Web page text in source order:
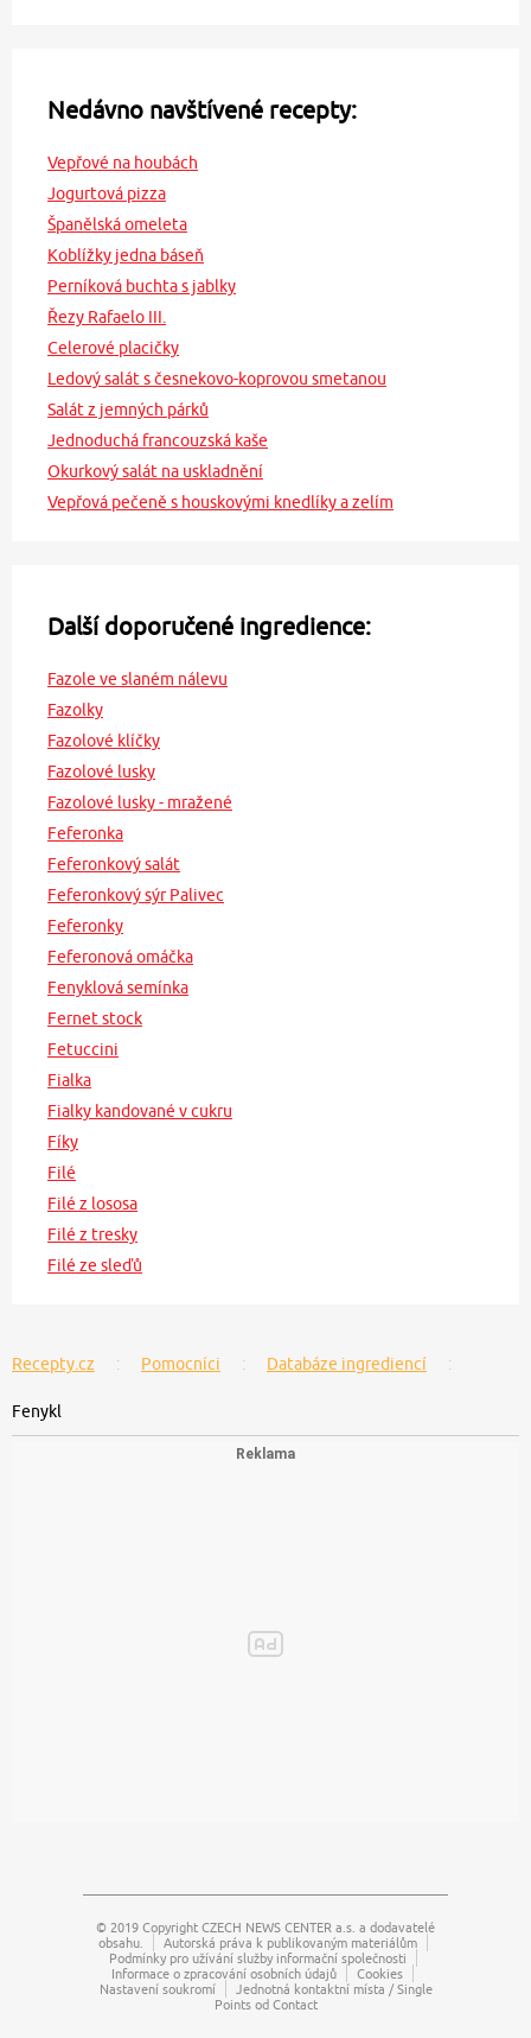
Nedávno navštívené recepty:
Vepřové na houbách
Jogurtová pizza
Španělská omeleta
Koblížky jedna báseň
Perníková buchta s jablky
Řezy Rafaelo III.
Celerové placičky
Ledový salát s česnekovo-koprovou smetanou
Salát z jemných párků
Jednoduchá francouzská kaše
Okurkový salát na uskladnění
Vepřová pečeně s houskovými knedlíky a zelím
Další doporučené ingredience:
Fazole ve slaném nálevu
Fazolky
Fazolové klíčky
Fazolové lusky
Fazolové lusky - mražené
Feferonka
Feferonkový salát
Feferonkový sýr Palivec
Feferonky
Feferonová omáčka
Fenyklová semínka
Fernet stock
Fetuccini
Fialka
Fialky kandované v cukru
Fíky
Filé
Filé z lososa
Filé z tresky
Filé ze sleďů
Recepty.cz Pomocníci Databáze ingrediencí
Fenykl
© 2019 Copyright CZECH NEWS CENTER a.s. a dodavatelé
obsahu.
Autorská práva k publikovaným materiálům
Podmínky pro užívání služby informační společnosti
Informace o zpracování osobních údajů
Cookies
Nastavení soukromí
Jednotná kontaktní místa / Single
Points od Contact